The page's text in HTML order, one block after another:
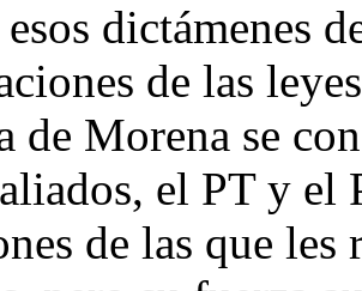
dictámenes
de las
de Morena se
el PT y el
de las que les